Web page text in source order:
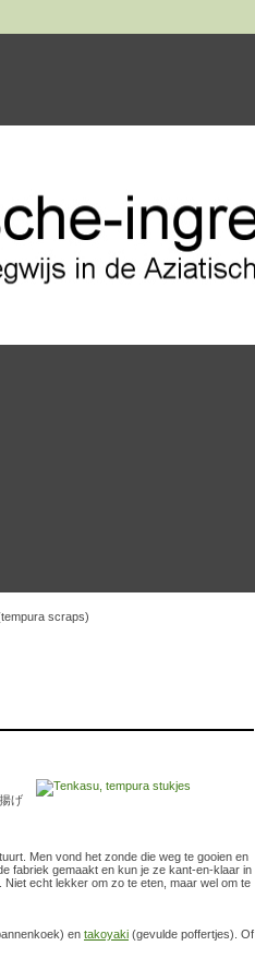
scraps)
げ
Men vond het zonde die weg te gooien en
fabriek gemaakt en kun je ze kant-en-klaar in
echt lekker om zo te eten, maar wel om te
en takoyaki (gevulde poffertjes). Of